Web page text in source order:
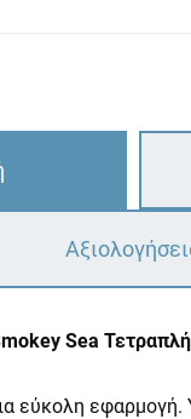
Sea
εφαρμογή.